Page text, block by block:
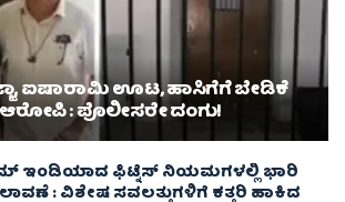
ಐಷಾರಾಮಿ ಊಟ, ಹಾಸಿಗೆಗೆ ಬೇಡಿಕೆ
ಆರೋಪಿ : ಪೊಲೀಸರೇ ದಂಗು!
ಇಂಡಿಯಾದ ಫಿಟ್ನೆಸ್ ನಿಯಮಗಳಲ್ಲಿ ಭಾರಿ
: ವಿಶೇಷ ಸವಲತ್ತುಗಳಿಗೆ ಕತ್ತರಿ ಹಾಕಿದ